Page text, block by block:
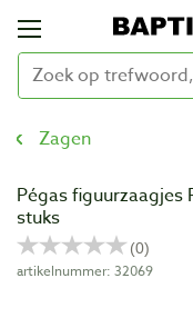
Zagen
Pégas figuurzaagjes
stuks
artikelnummer: 32069